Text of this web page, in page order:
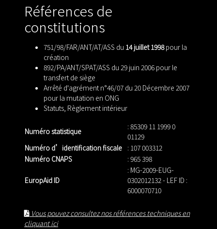
Références de
constitutions
751/98/FAR/ANT/AT/ASS du 14 juillet 1998pour la
création
892/PA/ANT/SPAT/ASS du 29 juin 2006 pour le
transfert de siège
Arrêté d'agrément n°46/07 du 20 Décembre 2007
pour la mutation en ONG
Statuts Règlement intérieur
Numéro statistique
: 85309 11 1999 0
01129
Numéro d’identification fiscale : 107 003312
Numéro CNAPS
: 965 398
EuropAid ID
: MG-2009-EUG-
0302012132 - LEF ID :
6000070710
Vous pouvez consultez nos références techniques en
cliquant ici